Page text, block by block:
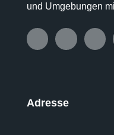
und Umgebungen
Adresse